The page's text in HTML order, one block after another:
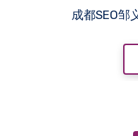
成都SEO